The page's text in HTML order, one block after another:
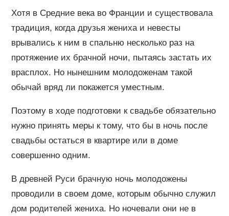
Хотя в Средние века во Франции и существовала
традиция, когда друзья жениха и невесты
врывались к ним в спальню несколько раз на
протяжение их брачной ночи, пытаясь застать их
врасплох. Но нынешним молодоженам такой
обычай вряд ли покажется уместным.
Поэтому в ходе подготовки к свадьбе обязательно
нужно принять меры к тому, что бы в ночь после
свадьбы остаться в квартире или в доме
совершенно одним.
В древней Руси брачную ночь молодожены
проводили в своем доме, которым обычно служил
дом родителей жениха. Но ночевали они не в